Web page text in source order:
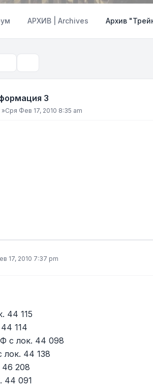
АРХИВ | Archives Архив
3
»Сря Фев 17, 2010 8:35 am
17, 2010 7:37 pm
44 115
114
с лок. 44 098
44 138
46 208
44 091